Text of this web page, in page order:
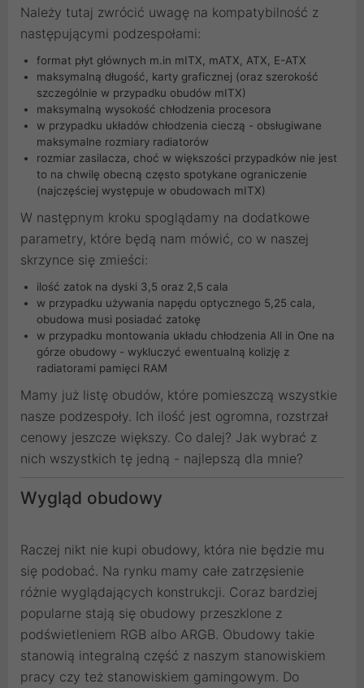
Należy tutaj zwrócić uwagę na kompatybilność z
następującymi podzespołami:
format płyt głównych m.in mITX, mATX, ATX, E-ATX
maksymalną długość, karty graficznej (oraz szerokość
szczególnie w przypadku obudów mITX)
maksymalną wysokość chłodzenia procesora
w przypadku układów chłodzenia cieczą - obsługiwane
maksymalne rozmiary radiatorów
rozmiar zasilacza, choć w większości przypadków nie jest
to na chwilę obecną często spotykane ograniczenie
(najczęściej występuje w obudowach mITX)
W następnym kroku spoglądamy na dodatkowe
parametry, które będą nam mówić, co w naszej
skrzynce się zmieści:
ilość zatok na dyski 3,5 oraz 2,5 cala
w przypadku używania napędu optycznego 5,25 cala,
obudowa musi posiadać zatokę
w przypadku montowania układu chłodzenia All in One na
górze obudowy - wykluczyć ewentualną kolizję z
radiatorami pamięci RAM
Mamy już listę obudów, które pomieszczą wszystkie
nasze podzespoły. Ich ilość jest ogromna, rozstrzał
cenowy jeszcze większy. Co dalej? Jak wybrać z
nich wszystkich tę jedną - najlepszą dla mnie?
Wygląd obudowy
Raczej nikt nie kupi obudowy, która nie będzie mu
się podobać. Na rynku mamy całe zatrzęsienie
różnie wyglądających konstrukcji. Coraz bardziej
popularne stają się obudowy przeszklone z
podświetleniem RGB albo ARGB. Obudowy takie
stanowią integralną część z naszym stanowiskiem
pracy czy też stanowiskiem gamingowym. Do